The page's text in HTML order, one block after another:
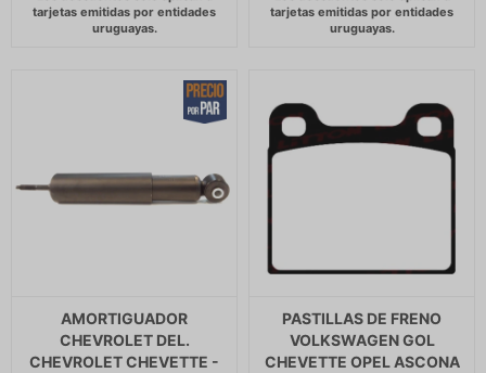
AMORTIGUADOR
CHEVROLET DEL.
CHEVROLET CHEVETTE -
PASTILLAS DE FRENO
VOLKSWAGEN GOL
CHEVETTE OPEL ASCONA